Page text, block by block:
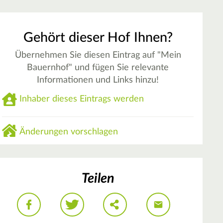
Gehört dieser Hof Ihnen?
Übernehmen Sie diesen Eintrag auf "Mein
Bauernhof" und fügen Sie relevante
Informationen und Links hinzu!
Inhaber dieses Eintrags werden
Änderungen vorschlagen
Teilen